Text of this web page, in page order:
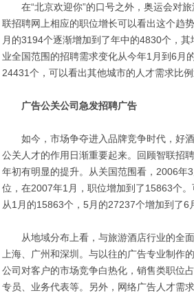
在“北京欢迎你”的口号之外，奥运会对旅
联招聘网上相应的职位增长可以看出这个趋
月的3194个逐渐增加到了年中的4830个，
业全国范围的招聘需求变化从今年1月到6月
24431个，可以看出其他城市的人才需求比例
广告公关公司急发招聘广告
如今，市场争夺进入品牌竞争时代，好酒
公关人才的作用日渐重要起来。回顾智联招
年初有明显的提升。从关国范围看，2006年
位，在2007年1月，职位增加到了15863个
从1月的15863个，5月的27237个增加到了6
从地域分布上看，与旅游酒店行业的全面
上海、广州和深圳。与以往的广告专业制作
公司对客户的市场竞争白热化，销售类职位
专员、业务代表等。另外，网络广告人才需